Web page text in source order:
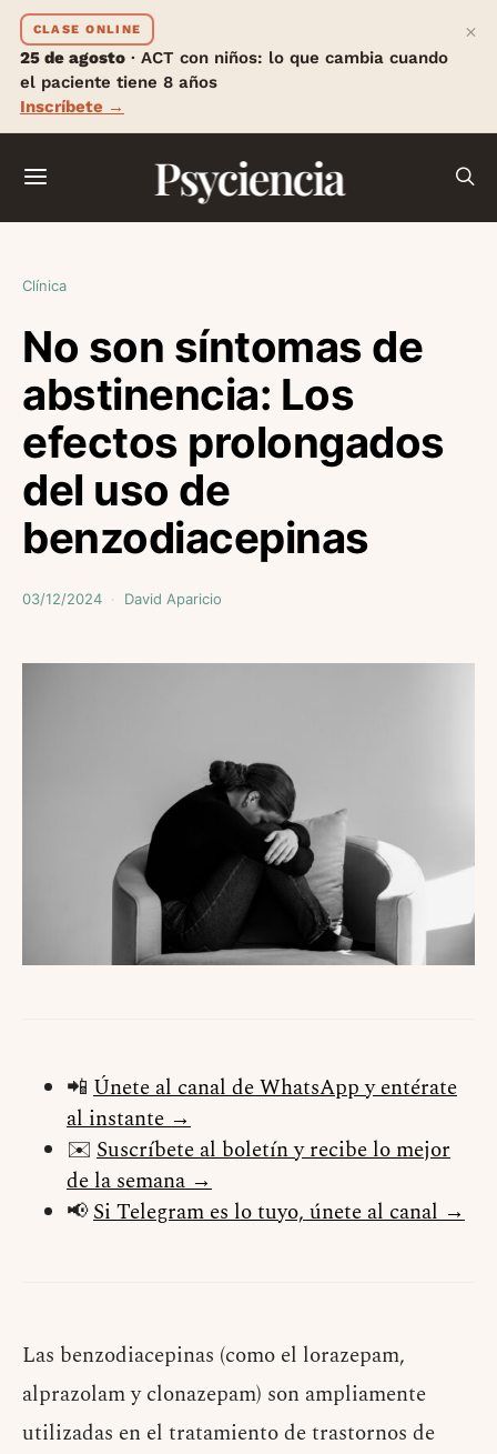
CLASE ONLINE
25 de agosto · ACT con niños: lo que cambia cuando
el paciente tiene 8 años
Inscríbete →
×
Psyciencia
Clínica
No son síntomas de
abstinencia: Los
efectos prolongados
del uso de
benzodiacepinas
03/12/2024 David Aparicio
📲 Únete al canal de WhatsApp y entérate
al instante →
✉️ Suscríbete al boletín y recibe lo mejor
de la semana →
📢Si Telegram es lo tuyo, únete al canal →
Las benzodiacepinas (como el lorazepam,
alprazolam y clonazepam) son ampliamente
utilizadas en el tratamiento de trastornos de